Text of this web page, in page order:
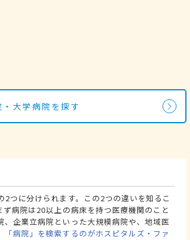
大学病院を探す
つに分けられます。この2つの違いを知るこ
病院は20以上の病床を持つ医療機関のこと
企業立病院といった大規模病院や、地域医
「病院」を検索するのがホスピタルズ・ファ